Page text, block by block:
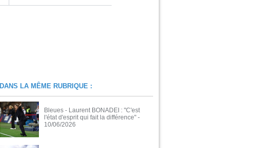
DANS LA MÊME RUBRIQUE :
Bleues - Laurent BONADEI : "C'est
l'état d'esprit qui fait la différence" -
10/06/2026